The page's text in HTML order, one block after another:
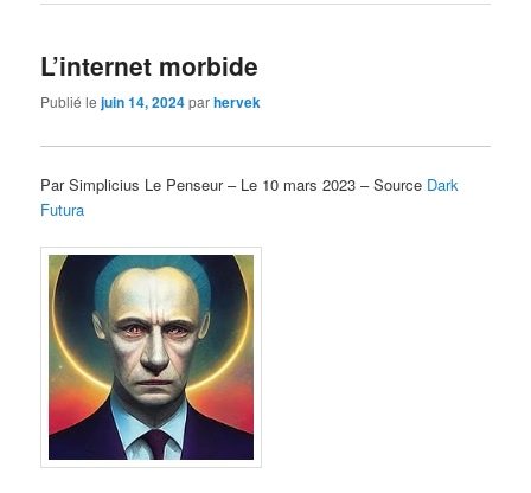
L’internet morbide
Publié lejuin 14, 2024parhervek
Par Simplicius Le Penseur – Le 10 mars 2023 – Source Dark
Futura